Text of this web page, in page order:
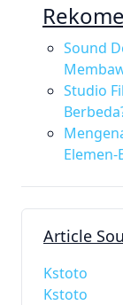
Sound
Studio
Elemen-
Article
Kstoto
Kstoto